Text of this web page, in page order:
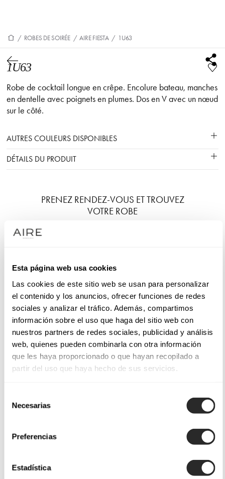
Esta página web usa cookies
Las cookies de este sitio web se usan para personalizar
el contenido y los anuncios, ofrecer funciones de redes
sociales y analizar el tráfico. Además, compartimos
información sobre el uso que haga del sitio web con
nuestros partners de redes sociales, publicidad y análisis
web, quienes pueden combinarla con otra información
que les haya proporcionado o que hayan recopilado a
partir del uso que haya hecho de sus servicios.
Necesarias
Preferencias
Estadística
/ ROBES DE SOIRÉE / AIRE FIESTA / 1U63
1U63
Robe de cocktail longue en crêpe. Encolure bateau, manches
en dentelle avec poignets en plumes. Dos en V avec un nœud
sur le côté.
AUTRES COULEURS DISPONIBLES
DÉTAILS DU PRODUIT
PRENEZ RENDEZ-VOUS ET TROUVEZ
VOTRE ROBE